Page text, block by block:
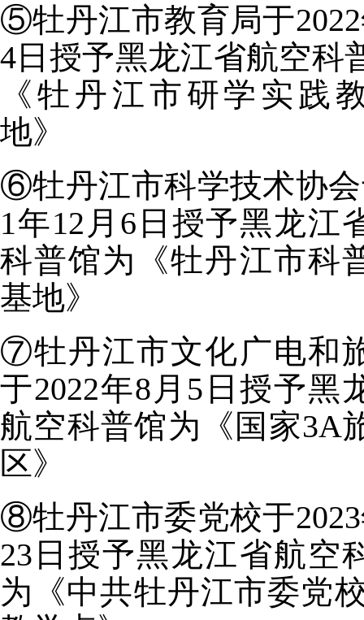
⑤牡丹江市教育局于
4日授予黑龙江省航空科
《牡丹江市研学实践
地》
⑥牡丹江市科学技术协会
1年12月6日授予黑龙江
科普馆为《牡丹江市科
基地》
⑦牡丹江市文化广电和
于2022年8月5日授予黑
航空科普馆为《国家3A
区》
⑧牡丹江市委党校于
23日授予黑龙江省航空
为《中共牡丹江市委党